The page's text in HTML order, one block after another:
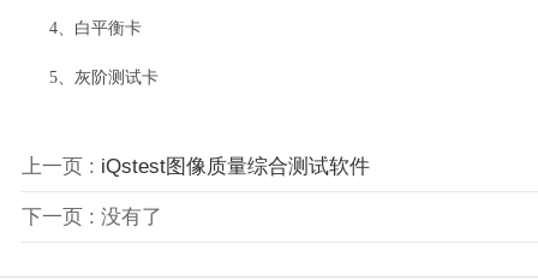
4、白平衡卡
5、灰阶测试卡
上一页 : iQstest图像质量综合测试软件
下一页 : 没有了